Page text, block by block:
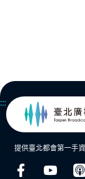
:::
提供臺北都會第一手